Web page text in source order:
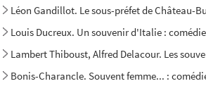
Léon Gandillot. Le sous-préfet de Château-
Louis Ducreux. Un souvenir d'Italie :
Lambert Thiboust, Alfred Delacour. Les
Bonis-Charancle. Souvent femme... :